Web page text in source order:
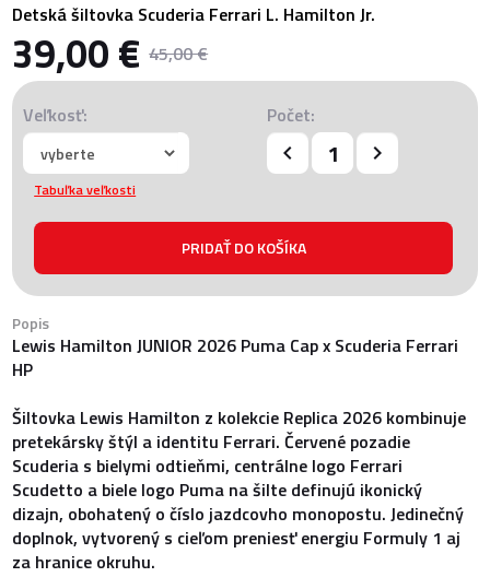
Detská šiltovka Scuderia Ferrari L. Hamilton Jr.
39,00 €45,00 €
Veľkosť: Počet:
Tabuľka veľkosti
Popis
Lewis Hamilton JUNIOR 2026 Puma Cap x Scuderia Ferrari
HP
Šiltovka Lewis Hamilton z kolekcie Replica 2026 kombinuje
pretekársky štýl a identitu Ferrari. Červené pozadie
Scuderia s bielymi odtieňmi, centrálne logo Ferrari
Scudetto a biele logo Puma na šilte definujú ikonický
dizajn, obohatený o číslo jazdcovho monopostu. Jedinečný
doplnok, vytvorený s cieľom preniesť energiu Formuly 1 aj
za hranice okruhu.